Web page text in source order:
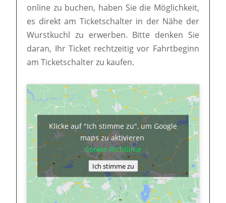
online zu buchen, haben Sie die Möglichkeit,
es direkt am Ticketschalter in der Nähe der
Wurstkuchl zu erwerben. Bitte denken Sie
daran, Ihr Ticket rechtzeitig vor Fahrtbeginn
am Ticketschalter zu kaufen.
Klicke auf "Ich stimme zu", um Google
maps zu aktivieren
Cookie-Richtlinie
Ich stimme zu